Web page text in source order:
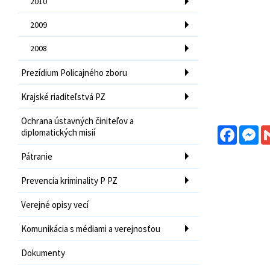
2009
2008
Prezídium Policajného zboru
Krajské riaditeľstvá PZ
Ochrana ústavných činiteľov a
diplomatických misií
Pátranie
Prevencia kriminality P PZ
Verejné opisy vecí
Komunikácia s médiami a verejnosťou
Dokumenty